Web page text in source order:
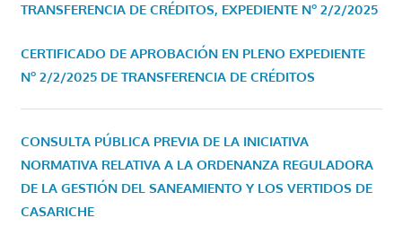
TRANSFERENCIA DE CRÉDITOS, EXPEDIENTE Nº 2/2/2025
CERTIFICADO DE APROBACIÓN EN PLENO EXPEDIENTE
Nº 2/2/2025 DE TRANSFERENCIA DE CRÉDITOS
CONSULTA PÚBLICA PREVIA DE LA INICIATIVA
NORMATIVA RELATIVA A LA ORDENANZA REGULADORA
DE LA GESTIÓN DEL SANEAMIENTO Y LOS VERTIDOS DE
CASARICHE